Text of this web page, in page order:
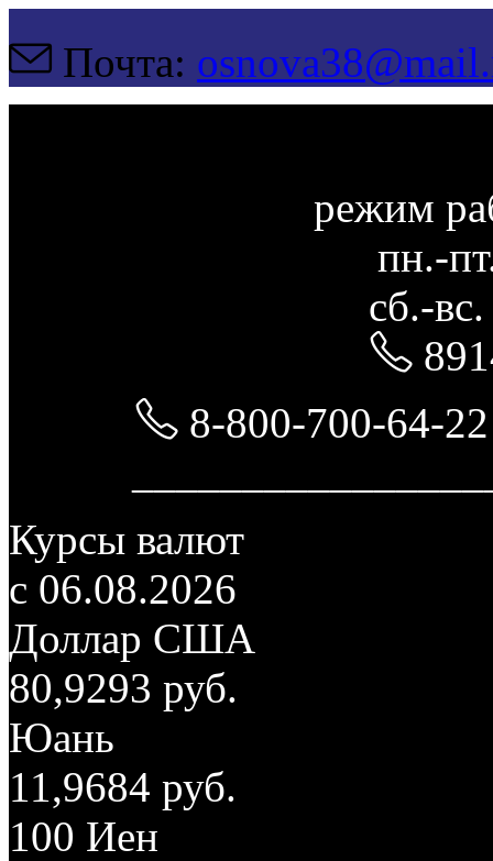
Почта:
режим
пн.-
сб.-
8-800-700-64-
Курсы валют
c 06.08.2026
Доллар США
80,9293 руб.
Юань
11,9684 руб.
100 Иен